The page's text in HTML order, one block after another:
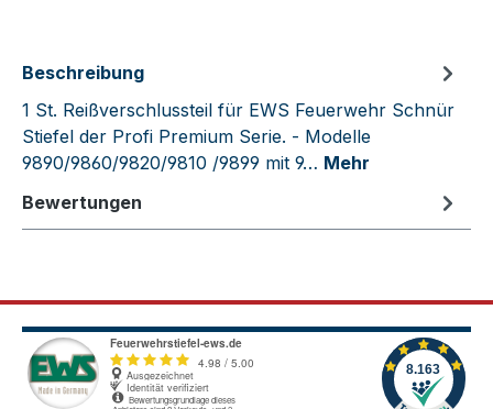
Beschreibung
1 St. Reißverschlussteil für EWS Feuerwehr Schnür
Stiefel der Profi Premium Serie. - Modelle
9890/9860/9820/9810 /9899 mit 9… Mehr
Bewertungen